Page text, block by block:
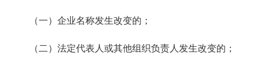
（一）企业名称发生改变的；
（二）法定代表人或其他组织负责人发生改变的；